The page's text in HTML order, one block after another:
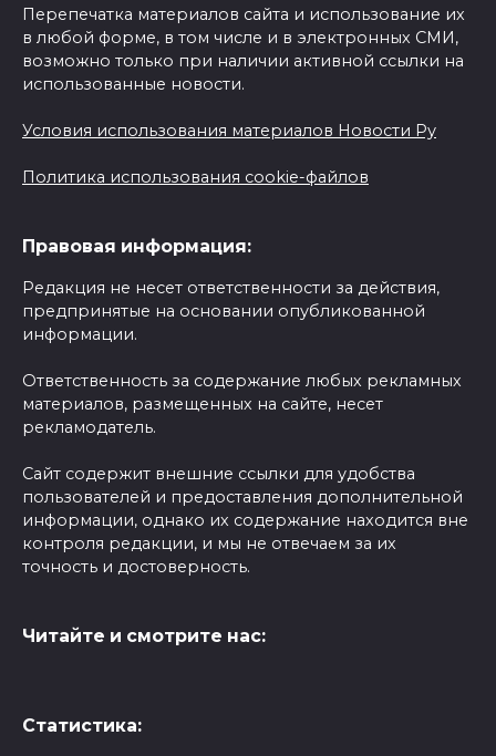
Перепечатка материалов сайта и использование их
в любой форме, в том числе и в электронных СМИ,
возможно только при наличии активной ссылки на
использованные новости.
Условия использования материалов Новости Ру
Политика использования cookie-файлов
Правовая информация:
Редакция не несет ответственности за действия,
предпринятые на основании опубликованной
информации.
Ответственность за содержание любых рекламных
материалов, размещенных на сайте, несет
рекламодатель.
Сайт содержит внешние ссылки для удобства
пользователей и предоставления дополнительной
информации, однако их содержание находится вне
контроля редакции, и мы не отвечаем за их
точность и достоверность.
Читайте и смотрите нас:
Статистика: